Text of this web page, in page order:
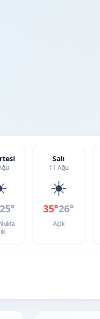
25°
Salı
11 Ağu
☀️
35°26°
Açık